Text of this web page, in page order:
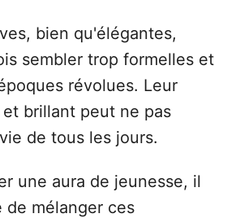
bien qu'élégantes,
sembler trop formelles et
révolues. Leur
brillant peut ne pas
de tous les jours.
une aura de jeunesse, il
de mélanger ces